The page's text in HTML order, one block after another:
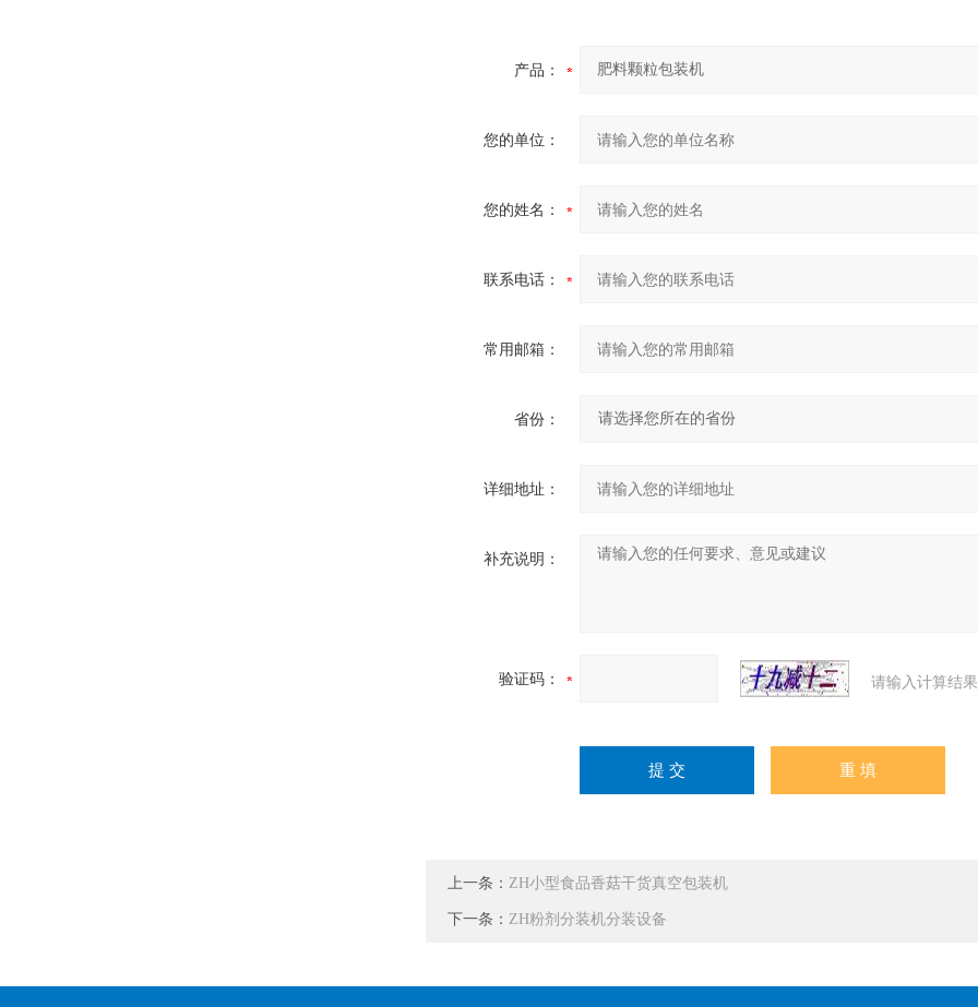
产品：
您的单位：
您的姓名：
联系电话：
常用邮箱：
省份：
详细地址：
补充说明：
验证码： 请输入计算结
上一条： ZH小型食品香菇干货真空包装机
下一条： ZH粉剂分装机分装设备